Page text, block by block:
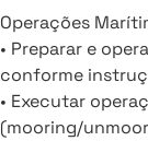
Operações
• Preparar e
conforme
• Executar
(mooring/